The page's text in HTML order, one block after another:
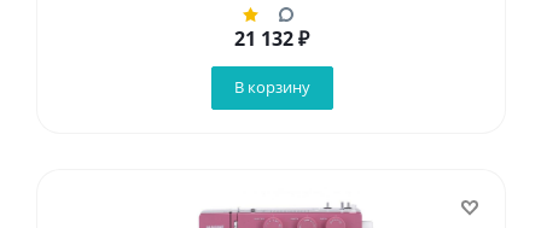
21 132₽
В корзину